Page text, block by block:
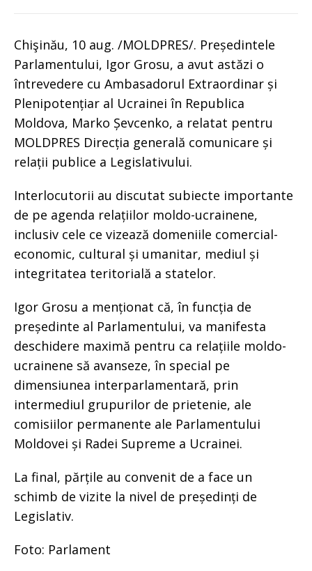
Chişinău, 10 aug. /MOLDPRES/. Președintele
Parlamentului, Igor Grosu, a avut astăzi o
întrevedere cu Ambasadorul Extraordinar și
Plenipotențiar al Ucrainei în Republica
Moldova, Marko Șevcenko, a relatat pentru
MOLDPRES Direcția generală comunicare și
relații publice a Legislativului.
Interlocutorii au discutat subiecte importante
de pe agenda relațiilor moldo-ucrainene,
inclusiv cele ce vizează domeniile comercial-
economic, cultural și umanitar, mediul și
integritatea teritorială a statelor.
Igor Grosu a menționat că, în funcția de
președinte al Parlamentului, va manifesta
deschidere maximă pentru ca relațiile moldo-
ucrainene să avanseze, în special pe
dimensiunea interparlamentară, prin
intermediul grupurilor de prietenie, ale
comisiilor permanente ale Parlamentului
Moldovei și Radei Supreme a Ucrainei.
La final, părțile au convenit de a face un
schimb de vizite la nivel de președinți de
Legislativ.
Foto: Parlament